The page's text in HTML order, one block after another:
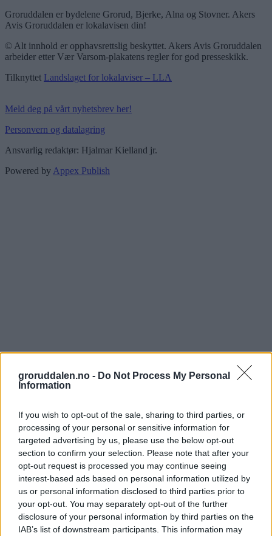
groruddalen.no - Do Not Process My Personal
Information
If you wish to opt-out of the sale, sharing to third parties, or
processing of your personal or sensitive information for
targeted advertising by us, please use the below opt-out
section to confirm your selection. Please note that after your
opt-out request is processed you may continue seeing
interest-based ads based on personal information utilized by
us or personal information disclosed to third parties prior to
your opt-out. You may separately opt-out of the further
disclosure of your personal information by third parties on the
IAB’s list of downstream participants. This information may
Groruddalen er bydelene Grorud, Bjerke, Alna og Stovner. Akers
Avis Groruddalen er lokalavisen din!
© Alt innhold er opphavsrettslig beskyttet. Akers Avis Groruddalen
arbeider etter Vær Varsom-plakatens regler for god presseskikk.
Tilknyttet Landslaget for lokalaviser – LLA
Meld deg på vårt nyhetsbrev her!
Personvern og datalagring
Ansvarlig redaktør: Hjalmar Kielland jr.
Powered by Appex Publish